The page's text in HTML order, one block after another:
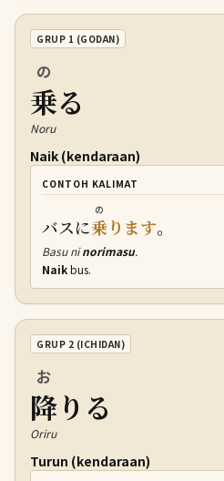
GRUP 1 (GODAN)
乗
の
る
Noru
Naik (kendaraan)
CONTOH KALIMAT
バスに乗
の
ります。
Basu ninorimasu.
Naikbus.
GRUP 2 (ICHIDAN)
降
お
りる
Oriru
Turun (kendaraan)